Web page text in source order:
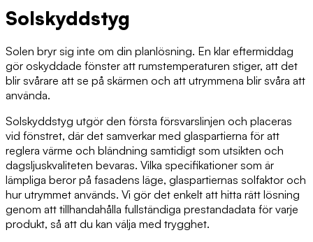
Solskyddstyg
Solen bryr sig inte om din planlösning. En klar eftermiddag
gör oskyddade fönster att rumstemperaturen stiger, att det
blir svårare att se på skärmen och att utrymmena blir svåra att
använda.
Solskyddstyg utgör den första försvarslinjen och placeras
vid fönstret, där det samverkar med glaspartierna för att
reglera värme och bländning samtidigt som utsikten och
dagsljuskvaliteten bevaras. Vilka specifikationer som är
lämpliga beror på fasadens läge, glaspartiernas solfaktor och
hur utrymmet används. Vi gör det enkelt att hitta rätt lösning
genom att tillhandahålla fullständiga prestandadata för varje
produkt, så att du kan välja med trygghet.